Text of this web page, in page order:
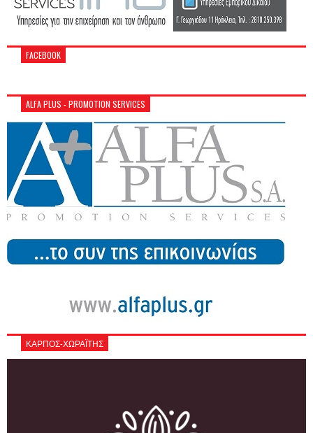
FACEBOOK
ALFA PLUS - PROMOTION SERVICES
ΚΑΡΠΟΣ-ΧΩΡΑΪΤΗΣ